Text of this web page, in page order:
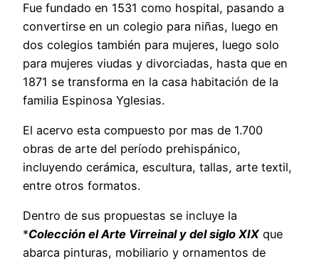
Fue fundado en 1531 como hospital, pasando a
convertirse en un colegio para niñas, luego en
dos colegios también para mujeres, luego solo
para mujeres viudas y divorciadas, hasta que en
1871 se transforma en la casa habitación de la
familia Espinosa Yglesias.
El acervo esta compuesto por mas de 1.700
obras de arte del período prehispánico,
incluyendo cerámica, escultura, tallas, arte textil,
entre otros formatos.
Dentro de sus propuestas se incluye la
*Colección el Arte Virreinal y del siglo XIX que
abarca pinturas, mobiliario y ornamentos de